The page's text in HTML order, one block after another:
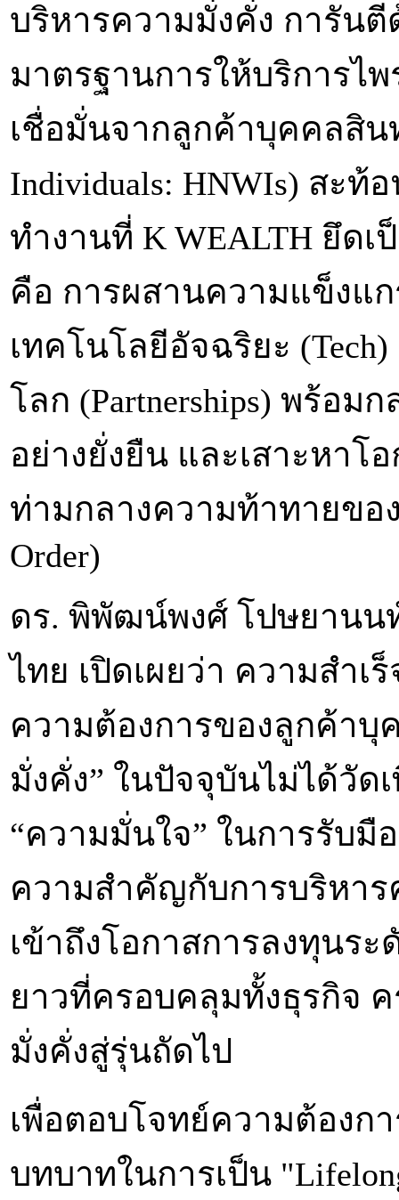
บริหารความมั่งคั่ง การันตี
มาตรฐานการให้บริการไ
เชื่อมั่นจากลูกค้าบุคคลสิน
Individuals: HNWIs) สะ
ทำงานที่ K WEALTH ยึด
คือ การผสานความแข็งแก
เทคโนโลยีอัจฉริยะ
โลก (Partnerships) พร้อ
อย่างยั่งยืน และเสาะหาโ
ท่ามกลางความท้าทายขอ
Order)
ดร. พิพัฒน์พงศ์ โปษยานน
ไทย เปิดเผยว่า ความสำเ
ความต้องการของลูกค้าบุ
มั่งคั่ง” ในปัจจุบันไม่ได้วั
“ความมั่นใจ” ในการรับ
ความสำคัญกับการบริหาร
เข้าถึงโอกาสการลงทุนร
ยาวที่ครอบคลุมทั้งธุรกิจ
มั่งคั่งสู่รุ่นถัดไป
เพื่อตอบโจทย์ความต้องก
บทบาทในการเป็น